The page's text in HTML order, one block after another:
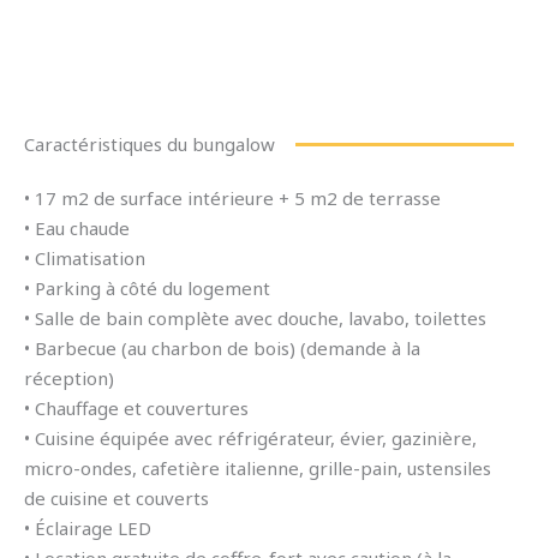
Caractéristiques du bungalow
• 17 m2 de surface intérieure + 5 m2 de terrasse
• Eau chaude
• Climatisation
• Parking à côté du logement
• Salle de bain complète avec douche, lavabo, toilettes
• Barbecue (au charbon de bois) (demande à la
réception)
• Chauffage et couvertures
• Cuisine équipée avec réfrigérateur, évier, gazinière,
micro-ondes, cafetière italienne, grille-pain, ustensiles
de cuisine et couverts
• Éclairage LED